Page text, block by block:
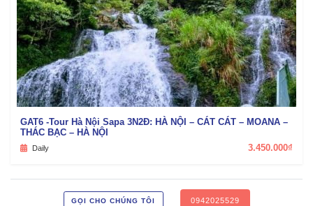
GAT6 -Tour Hà Nội Sapa 3N2Đ: HÀ NỘI – CÁT CÁT – MOANA –
THÁC BẠC – HÀ NỘI
Daily 3.450.000₫
GỌI CHO CHÚNG TÔI 0942025529